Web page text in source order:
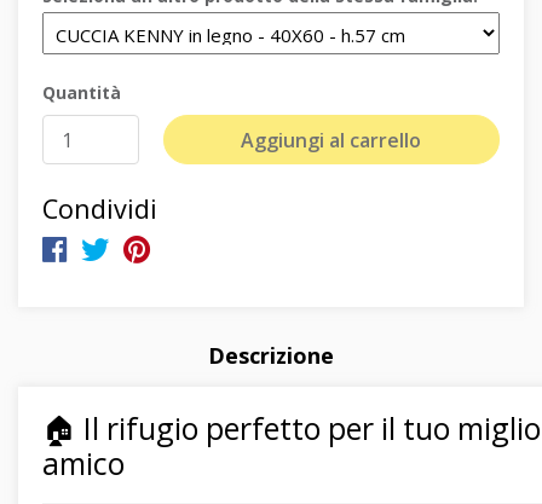
Quantità
Aggiungi al carrello
Condividi
Descrizione
🏠 Il rifugio perfetto per il tuo
amico